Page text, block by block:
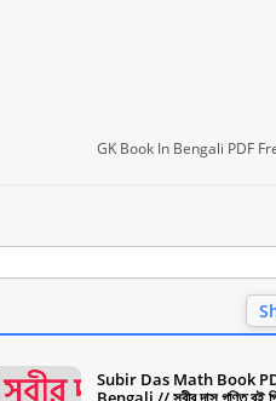
GK Book In Bengali PDF
Subir Das Math Book